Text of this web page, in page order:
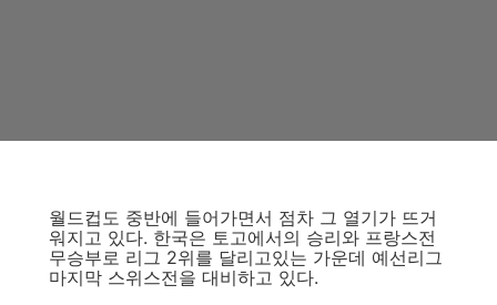
월드컵도 중반에 들어가면서 점차 그 열기가 뜨거
워지고 있다. 한국은 토고에서의 승리와 프랑스전
무승부로 리그 2위를 달리고있는 가운데 예선리그
마지막 스위스전을 대비하고 있다.